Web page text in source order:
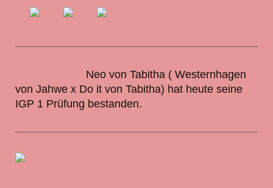
Neo von Tabitha ( Westernhagen
von Jahwe x Do it von Tabitha) hat heute seine
IGP 1 Prüfung bestanden.